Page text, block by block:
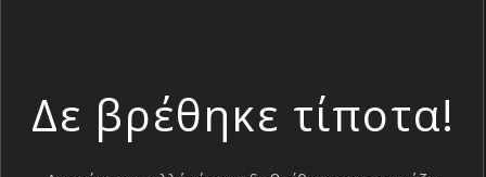
Δε βρέθηκε τίποτα!